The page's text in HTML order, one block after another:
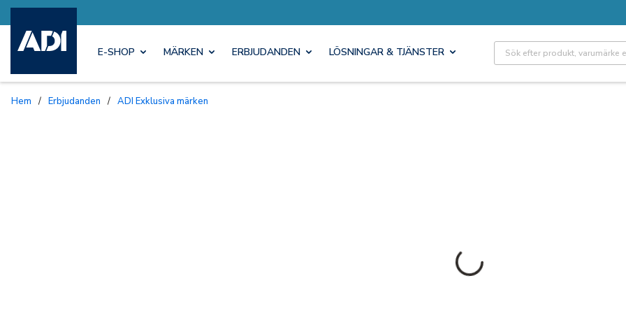
E-SHOP MÄRKEN ERBJUDANDEN LÖSNINGAR & TJÄNSTER Site Search
Hem / Erbjudanden / ADI Exklusiva märken